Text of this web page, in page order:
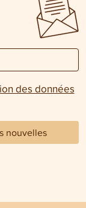
des données
nouvelles